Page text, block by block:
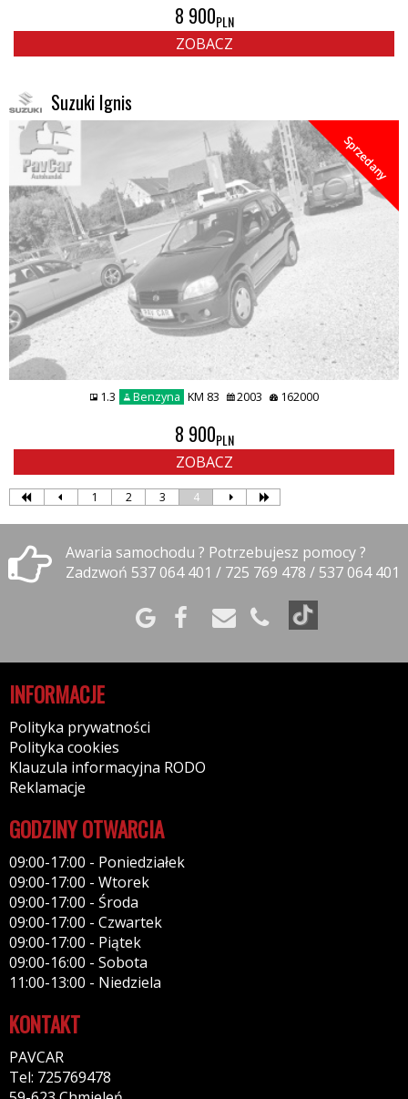
8 900PLN
ZOBACZ
Suzuki Ignis
Sprzedany
1.3 Benzyna KM 83 2003 162000
8 900PLN
ZOBACZ
1 2 3 4
Awaria samochodu ? Potrzebujesz pomocy ?
Zadzwoń 537 064 401 / 725 769 478 / 537 064 401
INFORMACJE
Polityka prywatności
Polityka cookies
Klauzula informacyjna RODO
Reklamacje
GODZINY OTWARCIA
09:00-17:00 - Poniedziałek
09:00-17:00 - Wtorek
09:00-17:00 - Środa
09:00-17:00 - Czwartek
09:00-17:00 - Piątek
09:00-16:00 - Sobota
11:00-13:00 - Niedziela
KONTAKT
PAVCAR
Tel: 725769478